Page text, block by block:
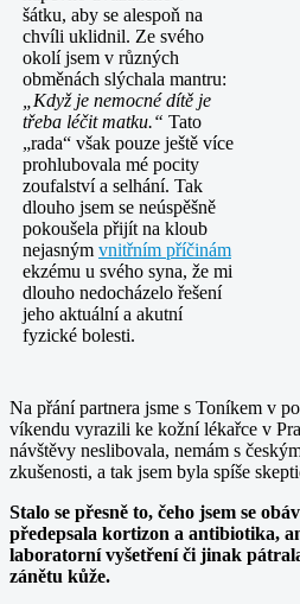
šátku, aby se alespoň na
chvíli uklidnil. Ze svého
okolí jsem v různých
obměnách slýchala mantru:
„Když je nemocné dítě je
třeba léčit matku.“ Tato
„rada“ však pouze ještě více
prohlubovala mé pocity
zoufalství a selhání. Tak
dlouho jsem se neúspěšně
pokoušela přijít na kloub
nejasným vnitřním příčinám
ekzému u svého syna, že mi
dlouho nedocházelo řešení
jeho aktuální a akutní
fyzické bolesti.
Na přání partnera jsme s Toníkem v
víkendu vyrazili ke kožní lékařce v
návštěvy neslibovala, nemám s
zkušenosti, a tak jsem byla spíše
Stalo se přesně to, čeho jsem se
předepsala kortizon a antibiotika,
laboratorní vyšetření či jinak
zánětu kůže.